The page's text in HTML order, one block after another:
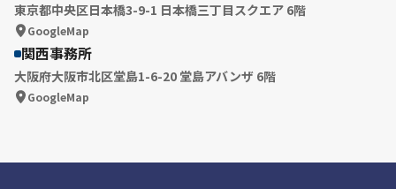
東京都中央区日本橋3-9-1 日本橋三丁目スクエア 6階
GoogleMap
関西事務所
大阪府大阪市北区堂島1-6-20 堂島アバンザ 6階
GoogleMap